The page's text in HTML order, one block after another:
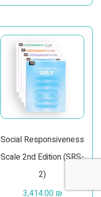
Social Responsiveness
Scale 2nd Edition (SRS-
2)
3,414.00 ₪